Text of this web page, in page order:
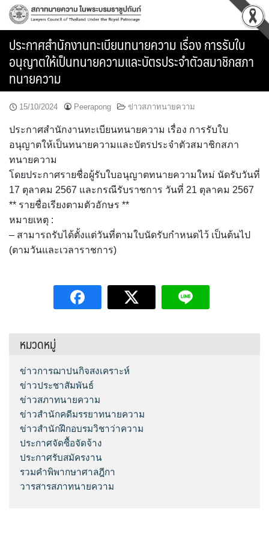
Skip
ประกาศสำนักงานทะเบียนทนายความ เรื่อง การรับใบ
อนุญาตให้เป็นทนายความและบัตรประจำตัวสมาชิกสภา
ทนายความ
15/10/2024 Peerapong ข่าวสภาทนายความ
ประกาศสำนักงานทะเบียนทนายความ เรื่อง การรับใบ
อนุญาตให้เป็นทนายความและบัตรประจำตัวสมาชิกสภา
ทนายความ
โดยประกาศรายชื่อผู้รับใบอนุญาตทนายความใหม่ นัดรับวันที่
17 ตุลาคม 2567 และกรณีรับราชการ วันที่ 21 ตุลาคม 2567
** รายชื่อเรียงตามตัวอักษร **
หมายเหตุ :
– สามารถรับได้ตั้งแต่วันที่ตามใบนัดรับกำหนดไว้ เป็นต้นไป
(ตามวันและเวลาราชการ)
หมวดหมู่
ข่าวการฌาปนกิจสงเคราะห์
ข่าวประชาสัมพันธ์
ข่าวสภาทนายความ
ข่าวสำนักคดีมรรยาทนายความ
ข่าวสำนักฝึกอบรมวิชาว่าความ
ประกาศจัดซื้อจัดจ้าง
ประกาศรับสมัครงาน
รวมคำพิพากษาศาลฎีกา
วารสารสภาทนายความ